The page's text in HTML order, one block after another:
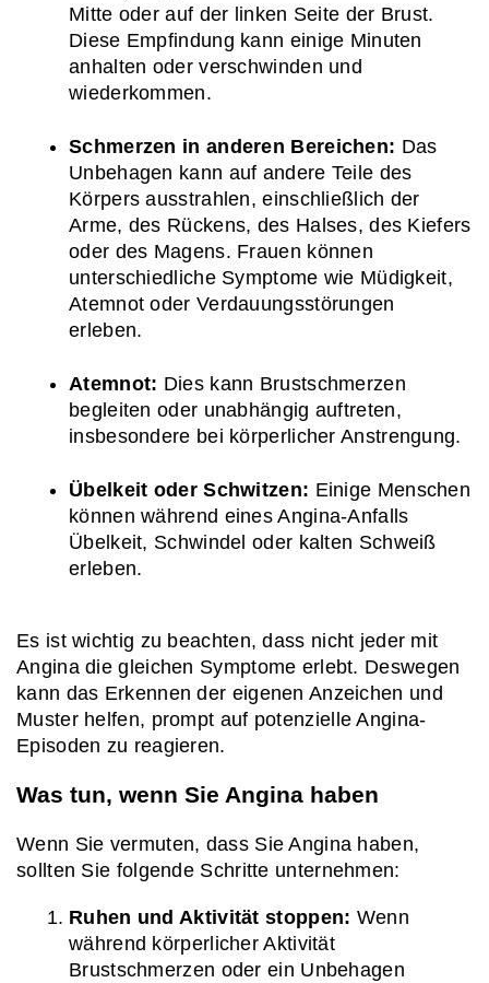
Mitte oder auf der linken Seite der Brust.
Diese Empfindung kann einige Minuten
anhalten oder verschwinden und
wiederkommen.
Schmerzen in anderen Bereichen: Das
Unbehagen kann auf andere Teile des
Körpers ausstrahlen, einschließlich der
Arme, des Rückens, des Halses, des Kiefers
oder des Magens. Frauen können
unterschiedliche Symptome wie Müdigkeit,
Atemnot oder Verdauungsstörungen
erleben.
Atemnot: Dies kann Brustschmerzen
begleiten oder unabhängig auftreten,
insbesondere bei körperlicher Anstrengung.
Übelkeit oder Schwitzen: Einige Menschen
können während eines Angina-Anfalls
Übelkeit, Schwindel oder kalten Schweiß
erleben.
Es ist wichtig zu beachten, dass nicht jeder mit
Angina die gleichen Symptome erlebt. Deswegen
kann das Erkennen der eigenen Anzeichen und
Muster helfen, prompt auf potenzielle Angina-
Episoden zu reagieren.
Was tun, wenn Sie Angina haben
Wenn Sie vermuten, dass Sie Angina haben,
sollten Sie folgende Schritte unternehmen:
Ruhen und Aktivität stoppen: Wenn
während körperlicher Aktivität
Brustschmerzen oder ein Unbehagen